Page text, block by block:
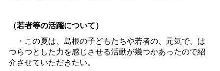
（若者等の活躍について）
・この夏は、島根の子どもたちや若者の、元気で、は
つらつとした力を感じさせる活動が幾つかあったので紹
介させていただきたい。